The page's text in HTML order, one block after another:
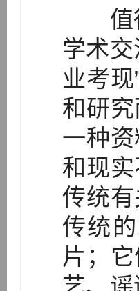
值得
学术
业考
和研
一种
和现
传统
传统
片；